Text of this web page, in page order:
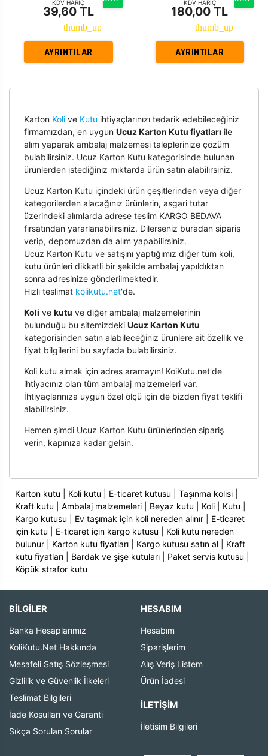
KDV HARİÇ
39,60 TL
AYRINTILAR
KDV HARİÇ
180,00 TL
AYRINTILAR
Karton Kolive Kutu ihtiyaçlarınızı tedarik edebileceğiniz
firmamızdan, en uygun Ucuz Karton Kutu fiyatları ile
alım yaparak ambalaj malzemesi taleplerinize çözüm
bulabilirsiniz. Ucuz Karton Kutu kategorisinde bulunan
ürünlerden istediğiniz miktarda ürün satın alabilirsiniz.
Ucuz Karton Kutu içindeki ürün çeşitlerinden veya diğer
kategorilerden alacağınız ürünlerin, asgari tutar
üzerindeki alımlarda adrese teslim KARGO BEDAVA
fırsatından yararlanabilirsiniz. Dilerseniz buradan sipariş
verip, depomuzdan da alım yapabilirsiniz.
Ucuz Karton Kutu ve satışını yaptığımız diğer tüm koli,
kutu ürünleri dikkatli bir şekilde ambalaj yapıldıktan
sonra adresinize gönderilmektedir.
Hızlı teslimat kolikutu.net'de.
Koli ve kutu ve diğer ambalaj malzemelerinin
bulunduğu bu sitemizdeki Ucuz Karton Kutu
kategorisinden satın alabileceğiniz ürünlere ait özellik ve
fiyat bilgilerini bu sayfada bulabilirsiniz.
Koli kutu almak için adres aramayın! KoiKutu.net'de
ihtiyacınız olan tüm ambalaj malzemeleri var.
İhtiyaçlarınıza uygun özel ölçü için de bizden fiyat teklifi
alabilirsiniz.
Hemen şimdi Ucuz Karton Kutu ürünlerinden sipariş
verin, kapınıza kadar gelsin.
Karton kutu Koli kutu E-ticaret kutusu Taşınma kolisi|
Kraft kutu
Ambalaj malzemeleri| Beyaz kutu Koli| Kutu
Kargo kutusu
Ev taşımak için koli nereden alınır| E-ticaret
için kutu
E-ticaret için kargo kutusu
Koli kutu nereden
bulunur| Karton kutu fiyatları| Kargo kutusu satın al| Kraft
kutu fiyatları| Bardak ve şişe kutuları| Paket servis kutusu
Köpük strafor kutu
BİLGİLER
Banka Hesaplarımız
KoliKutu.Net Hakkında
Mesafeli Satış Sözleşmesi
Gizlilik ve Güvenlik İlkeleri
Teslimat Bilgileri
İade Koşulları ve Garanti
Sıkça Sorulan Sorular
HESABIM
Hesabım
Siparişlerim
Alış Veriş Listem
Ürün İadesi
İLETIŞIM
İletişim Bilgileri